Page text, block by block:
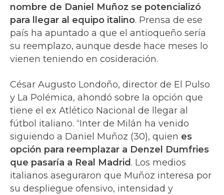
nombre de Daniel Muñoz se potencializó
para llegar al equipo italino. Prensa de ese
país ha apuntado a que el antioqueño sería
su reemplazo, aunque desde hace meses lo
vienen teniendo en cosideración.
César Augusto Londoño, director de El Pulso
y La Polémica, ahondó sobre la opción que
tiene el ex Atlético Nacional de llegar al
fútbol italiano. “Inter de Milán ha venido
siguiendo a Daniel Muñoz (30), quien es
opción para reemplazar a Denzel Dumfries
que pasaría a Real Madrid. Los medios
italianos aseguraron que Muñoz interesa por
su despliegue ofensivo, intensidad y